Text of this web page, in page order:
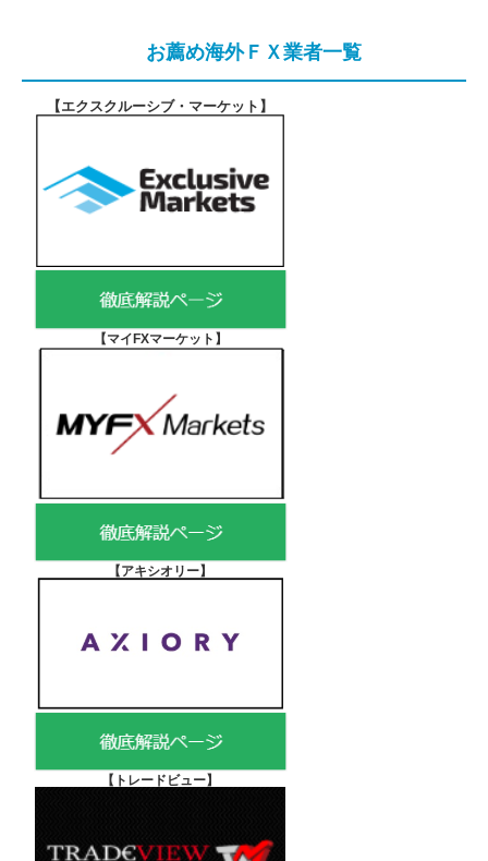
お薦め海外ＦＸ業者一覧
【エクスクルーシブ・マーケット 】
【マイFXマーケット 】
【アキシオリー】
【 トレードビュー】